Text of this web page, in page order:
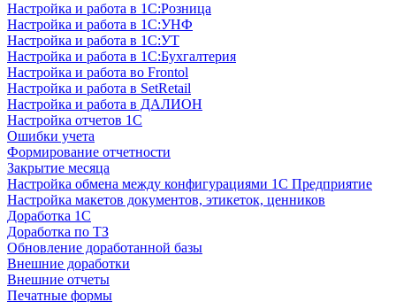
Настройка и работа в 1С:Розница
Настройка и работа в 1С:УНФ
Настройка и работа в 1С:УТ
Настройка и работа в 1С:Бухгалтерия
Настройка и работа во Frontol
Настройка и работа в SetRetail
Настройка и работа в ДАЛИОН
Настройка отчетов 1С
Ошибки учета
Формирование отчетности
Закрытие месяца
Настройка обмена между конфигурациями 1С Предприятие
Настройка макетов документов, этикеток, ценников
Доработка 1С
Доработка по ТЗ
Обновление доработанной базы
Внешние доработки
Внешние отчеты
Печатные формы